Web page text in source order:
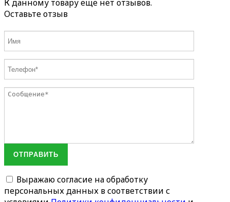
К данному товару еще нет отзывов.
Оставьте отзыв
ОТПРАВИТЬ
Выражаю согласие на обработку
персональных данных в соответствии с